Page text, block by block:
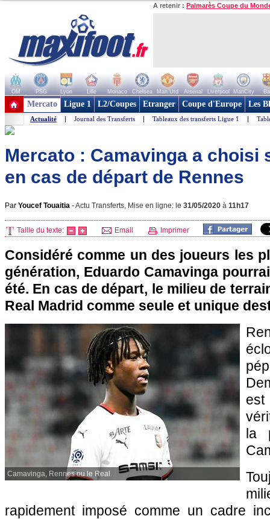
A retenir : Palmarès Coupe du
OM PSG Lyon Lille Monaco Chelsea Man Utd Arsenal Liverpool ManCity
+ de clubs
Mercato Ligue 1 L2/Coupes Etranger Coupe d'Europe Les
Actualité | Journal des Transferts | Tableaux des transferts Ligue 1 |
Mercato : Camavinga a choisi
en cas de départ de Rennes
Par Youcef Touaitia -Actu Transferts, Mise en ligne: le 31/05/2020 à 11h17
Taille du texte: Email Imprimer
Considéré comme un des joueurs les
génération, Eduardo Camavinga
été. En cas de départ, le milieu de
Real Madrid comme seule et unique
Camavinga, Rennes ou le Real.
la
rapidement imposé comme un cadre